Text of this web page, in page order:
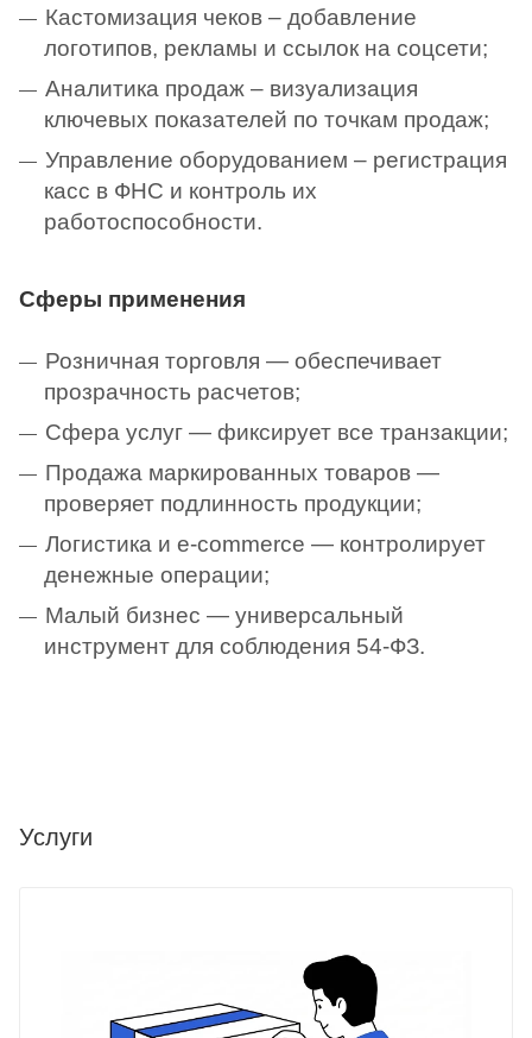
Кастомизация чеков – добавление
логотипов, рекламы и ссылок на соцсети;
Аналитика продаж – визуализация
ключевых показателей по точкам продаж;
Управление оборудованием – регистрация
касс в ФНС и контроль их
работоспособности.
Сферы применения
Розничная торговля — обеспечивает
прозрачность расчетов;
Сфера услуг — фиксирует все транзакции;
Продажа маркированных товаров —
проверяет подлинность продукции;
Логистика и e-commerce — контролирует
денежные операции;
Малый бизнес — универсальный
инструмент для соблюдения 54-ФЗ.
Услуги